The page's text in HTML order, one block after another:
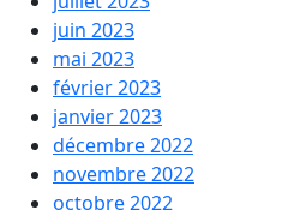
juin 2023
mai 2023
février 2023
janvier 2023
décembre 2022
novembre 2022
octobre 2022